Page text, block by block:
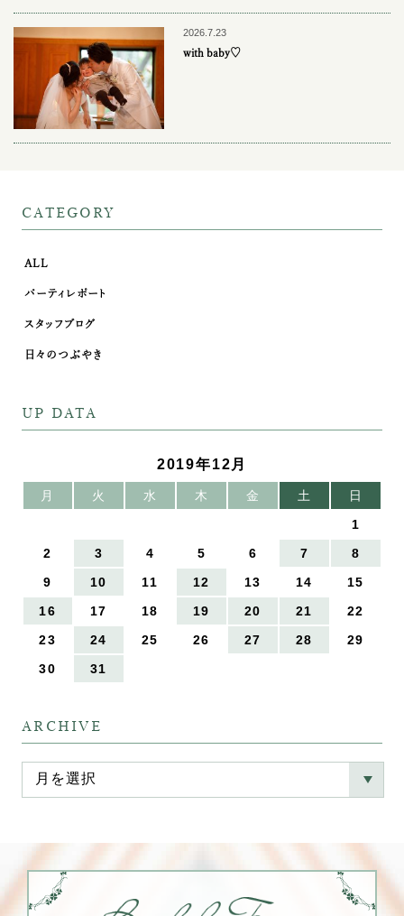
2026.7.23
with baby♡
CATEGORY
ALL
パーティレポート
スタッフブログ
日々のつぶやき
UP DATA
2019年12月
月 火 水 木 金 土
日
1
2
3 4 5 6 7
8
9
10 11 12 13 14
15
16
17 18 19 20 21
22
23
24 25 26 27 28
29
30
31
ARCHIVE